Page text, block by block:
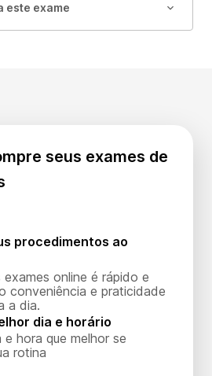
este exame
seus exames de
procedimentos ao
exames online é rápido e
conveniência e praticidade
a dia.
dia e horário
e hora que melhor se
rotina